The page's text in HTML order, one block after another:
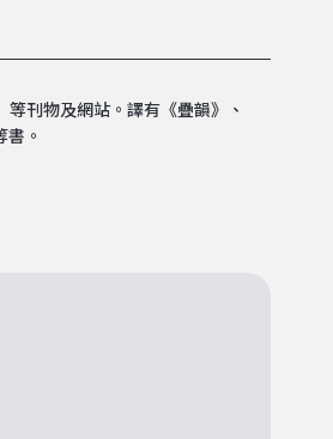
等刊物及網站。譯有《疊韻》、
書。